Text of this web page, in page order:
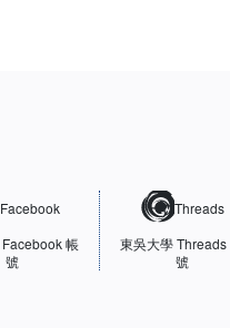
Facebook
Facebook 帳
號
Threads
東吳大學Threads
號